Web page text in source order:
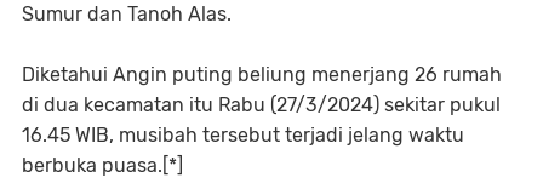
Sumur dan Tanoh Alas.
Diketahui Angin puting beliung menerjang 26 rumah
di dua kecamatan itu Rabu (27/3/2024) sekitar pukul
16.45 WIB, musibah tersebut terjadi jelang waktu
berbuka puasa.[*]